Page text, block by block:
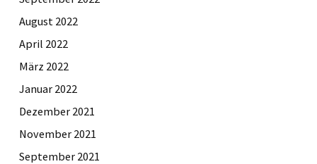
August 2022
April 2022
März 2022
Januar 2022
Dezember 2021
November 2021
September 2021